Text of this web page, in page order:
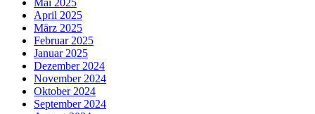
April 2025
März 2025
Februar 2025
Januar 2025
Dezember 2024
November 2024
Oktober 2024
September 2024